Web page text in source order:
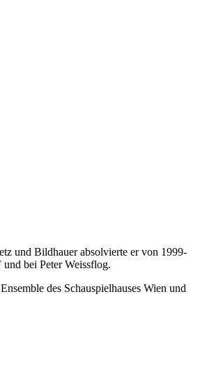
und Bildhauer absolvierte er von 1999-
bei Peter Weissflog.
des Schauspielhauses Wien und